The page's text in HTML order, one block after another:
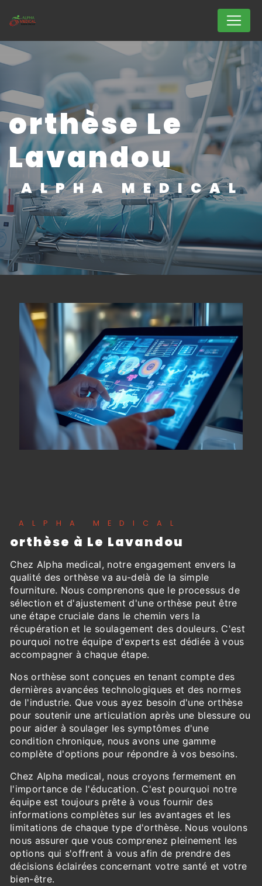
orthèse Le
Lavandou
ALPHA MEDICAL
ALPHA MEDICAL
orthèse à Le Lavandou
Chez Alpha medical, notre engagement envers la
qualité des orthèse va au-delà de la simple
fourniture. Nous comprenons que le processus de
sélection et d'ajustement d'une orthèse peut être
une étape cruciale dans le chemin vers la
récupération et le soulagement des douleurs. C'est
pourquoi notre équipe d'experts est dédiée à vous
accompagner à chaque étape.
Nos orthèse sont conçues en tenant compte des
dernières avancées technologiques et des normes
de l'industrie. Que vous ayez besoin d'une orthèse
pour soutenir une articulation après une blessure ou
pour aider à soulager les symptômes d'une
condition chronique, nous avons une gamme
complète d'options pour répondre à vos besoins.
Chez Alpha medical, nous croyons fermement en
l'importance de l'éducation. C'est pourquoi notre
équipe est toujours prête à vous fournir des
informations complètes sur les avantages et les
limitations de chaque type d'orthèse. Nous voulons
nous assurer que vous comprenez pleinement les
options qui s'offrent à vous afin de prendre des
décisions éclairées concernant votre santé et votre
bien-être.